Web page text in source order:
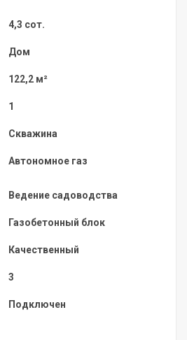
4,3 сот.
Дом
122,2 м²
1
Скважина
Автономное газ
Ведение садоводства
Газобетонный блок
Качественный
3
Подключен